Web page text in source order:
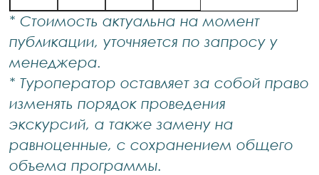
* Стоимость актуальна на момент
публикации, уточняется по запросу у
менеджера.
* Туроператор оставляет за собой право
изменять порядок проведения
экскурсий, а также замену на
равноценные, с сохранением общего
объема программы.